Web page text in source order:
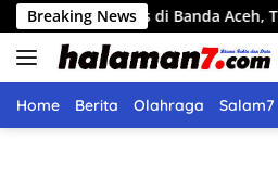
Langsung
ke
konten
Breaking News
di Banda Aceh, Tertangkap di
Home Berita Olahraga Salam7